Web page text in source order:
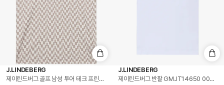
J.LINDEBERG
제이린드버그 골프 남성 투어 테크 프린트 폴로 반팔티 스택 브린들 (GMJT14652-E385)
J.LINDEBERG
제이린드버그 반팔 GMJT14650 0000 히